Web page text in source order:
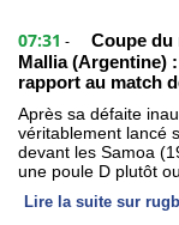
07:31 -
Coupe du
Mallia (Argentine)
rapport au match
Après sa défaite
véritablement lancé
devant les Samoa
une poule D plutôt
Lire la suite sur